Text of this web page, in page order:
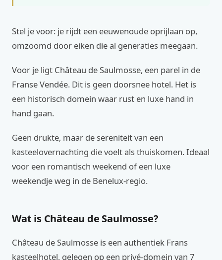
Stel je voor: je rijdt een eeuwenoude oprijlaan op,
omzoomd door eiken die al generaties meegaan.
Voor je ligt Château de Saulmosse, een parel in de
Franse Vendée. Dit is geen doorsnee hotel. Het is
een historisch domein waar rust en luxe hand in
hand gaan.
Geen drukte, maar de sereniteit van een
kasteelovernachting die voelt als thuiskomen. Ideaal
voor een romantisch weekend of een luxe
weekendje weg in de Benelux-regio.
Wat is Château de Saulmosse?
Château de Saulmosse is een authentiek Frans
kasteelhotel, gelegen op een privé-domein van 7